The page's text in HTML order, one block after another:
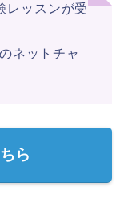
レッスンが受
ネットチャ
ら